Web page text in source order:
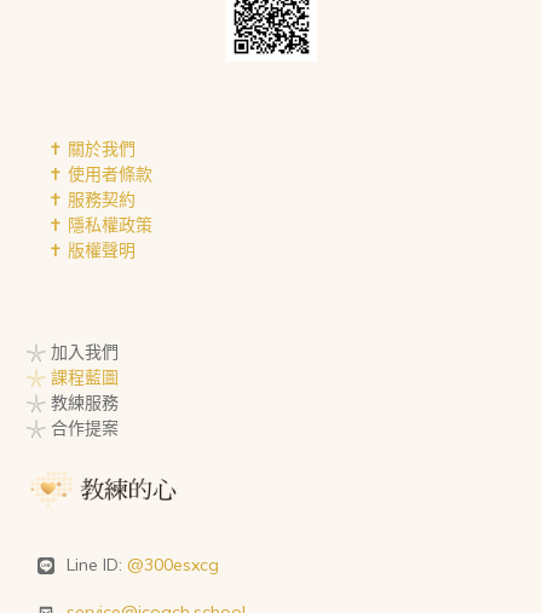
✝︎ 關於我們
✝︎ 使用者條款
✝︎ 服務契約
✝︎ 隱私權政策
✝︎ 版權聲明
𓇼 加入我們
𓇼 課程藍圖
𓇼 教練服務
𓇼 合作提案
Line ID: @300esxcg